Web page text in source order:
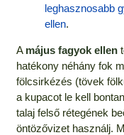
leghasznosabb
ellen.
A május fagyok ellen
hatékony néhány fok
fölcsirkézés (tövek
a kupacot le kell
talaj felső rétegének
öntözővizet használj.